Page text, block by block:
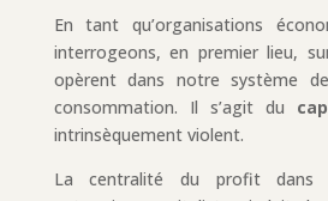
En tant qu’organisations
interrogeons, en premier lieu,
opèrent dans notre système
consommation. Il s’agit du
intrinsèquement violent.
La centralité du profit dans